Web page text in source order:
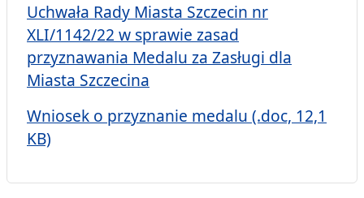
Uchwała Rady Miasta Szczecin nr
XLI/1142/22 w sprawie zasad
przyznawania Medalu za Zasługi dla
Miasta Szczecina
Wniosek o przyznanie medalu (.doc, 12,1
KB)